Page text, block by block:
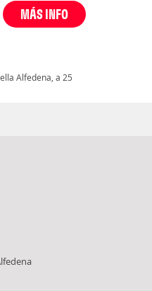
MÁS INFO
Alfedena, a 25